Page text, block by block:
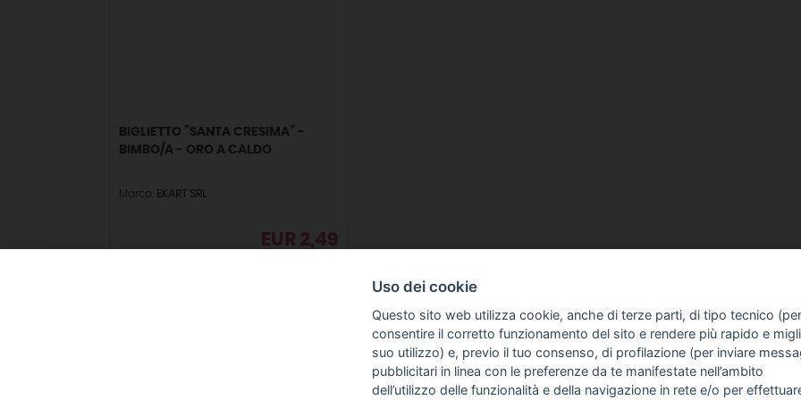
BIGLIETTO ”SANTA CRESIMA” -
BIMBO/A - ORO A CALDO
Marca: EKART SRL
EUR 2,49
INFO SULL'AZIENDA GUIDA AGLI ACQUISTI
Uso dei cookie
Questo sito web utilizza cookie, anche di terze parti, di tipo tecnico (per
consentire il corretto funzionamento del sito e rendere più rapido e
suo utilizzo) e, previo il tuo consenso, di profilazione (per inviare
pubblicitari in linea con le preferenze da te manifestate nell’ambito
dell’utilizzo delle funzionalità e della navigazione in rete e/o per